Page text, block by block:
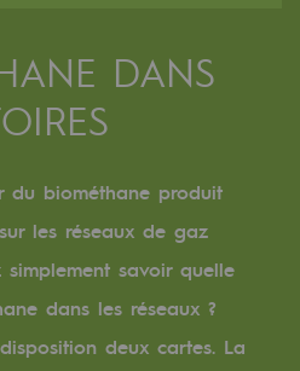
DANS
du biométhane produit
les réseaux de gaz
savoir quelle
dans les réseaux ?
deux cartes. La